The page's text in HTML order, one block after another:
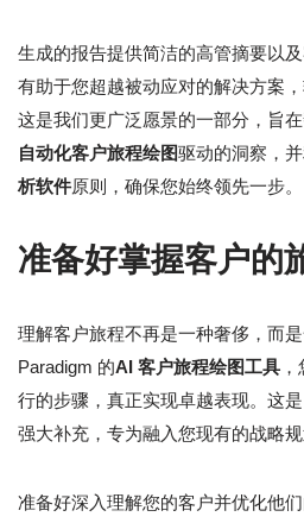
生成的报告提供简洁的高管摘要以
有助于您超越被动应对的解决方案
这是我们更广泛愿景的一部分，旨
自动化客户旅程绘图驱动的洞察，
析软件原则，确保您始终领先一步。
准备好掌握客户的
理解客户旅程不再是一种奢侈，而
Paradigm 的AI 客户旅程绘图工具
行的步骤，真正实现卓越表现。这
强大补充，专为融入您现有的战略规
准备好深入理解您的客户并优化他